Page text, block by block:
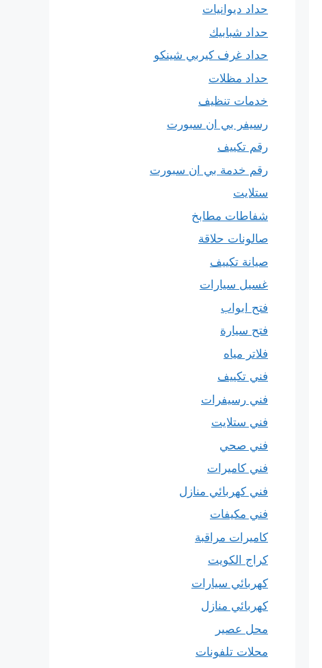
حداد ديوانيات
حداد شبابيك
حداد غرف كيربي شينكو
حداد مظلات
خدمات تنظيف
رسيفر بي ان سبورت
رقم تكييف
رقم خدمة بي ان سبورت
ستلايت
شفاطات مطابخ
صالونات حلاقة
صيانة تكييف
غسيل سيارات
فتح ابواب
فتح سيارة
فلاتر مياه
فني تكييف
فني رسيفرات
فني ستلايت
فني صحي
فني كاميرات
فني كهربائي منازل
فني مكيفات
كاميرات مراقبة
كراج الكويت
كهربائي سيارات
كهربائي منازل
محل عصير
محلات تلفونات